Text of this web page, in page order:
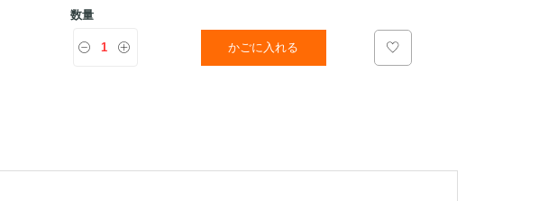
数量
かごに入れる